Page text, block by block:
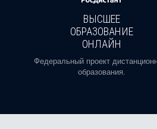
ВЫСШЕЕ
ОБРАЗОВАНИЕ
ОНЛАЙН
Федеральный проект
образования.